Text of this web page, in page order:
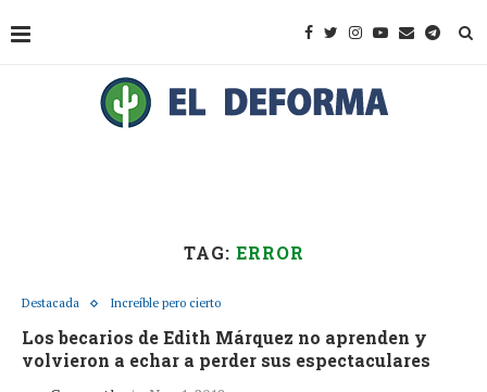
TAG: ERROR
Destacada Increíble pero cierto
Los becarios de Edith Márquez no aprenden y
volvieron a echar a perder sus espectaculares